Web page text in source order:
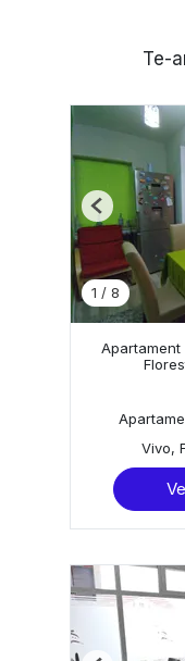
Te-
1 / 8
Previous
Apartament
Vivo,